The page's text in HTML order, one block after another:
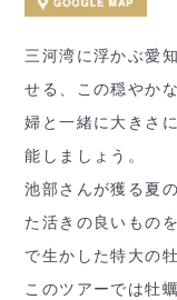
三河湾に浮かぶ愛
せる、この穏やか
婦と一緒に大きさ
能しましょう。
池部さんが獲る夏
た活きの良いもの
で生かした特大の
このツアーでは牡